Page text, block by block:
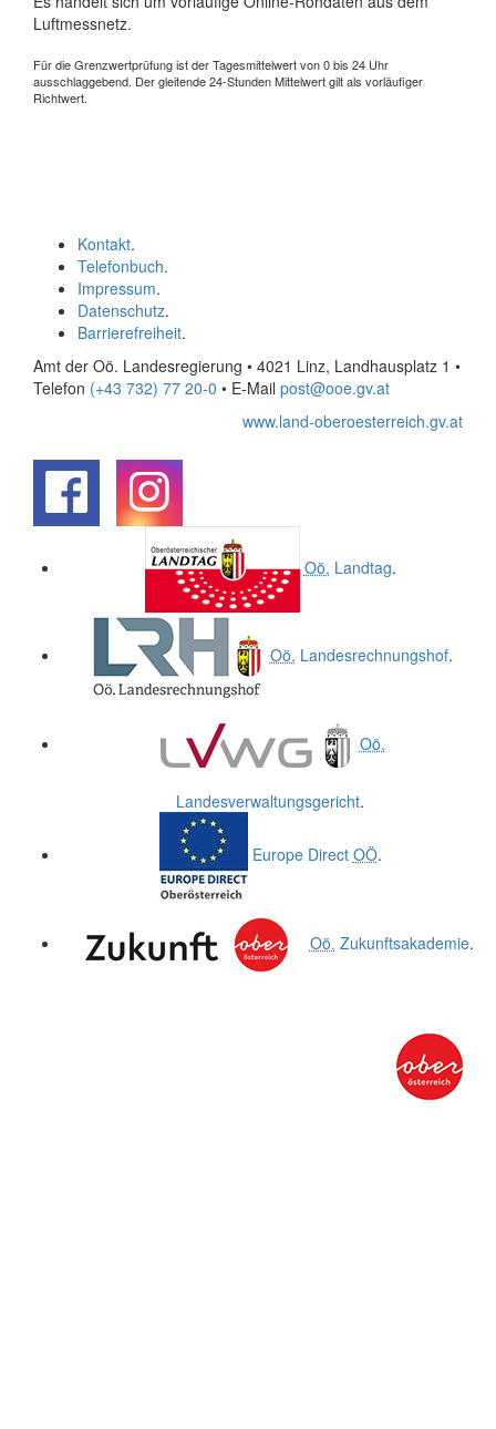
Luftmessnetz.
Für die Grenzwertprüfung ist der Tagesmittelwert von 0 bis 24 Uhr
ausschlaggebend. Der gleitende 24-Stunden Mittelwert gilt als vorläufiger
Richtwert.
Kontakt.
Telefonbuch.
Impressum.
Datenschutz.
Barrierefreiheit.
Amt der Oö. Landesregierung • 4021 Linz, Landhausplatz 1 •
Telefon (+43 732) 77 20-0 • E-Mail post@ooe.gv.at
www.land-oberoesterreich.gv.at
Oö. Landtag.
Oö. Landesrechnungshof.
Oö.
Landesverwaltungsgericht.
Europe Direct OÖ.
Oö. Zukunftsakademie.